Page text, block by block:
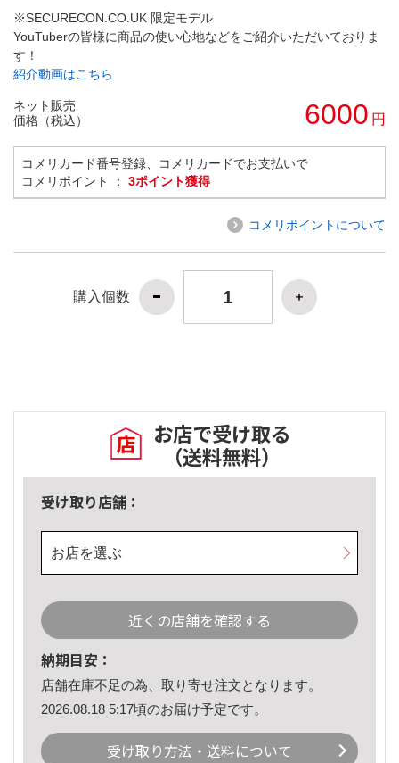
※SECURECON.CO.UK 限定モデル
YouTuberの皆様に商品の使い心地などをご紹介いただいておりま
す！
紹介動画はこちら
ネット販売
価格（税込）
6000 円
コメリカード番号登録、コメリカードでお支払いで
コメリポイント ： 3ポイント獲得
コメリポイントについて
購入個数
お店で受け取る
（送料無料）
受け取り店舗：
お店を選ぶ
近くの店舗を確認する
納期目安：
店舗在庫不足の為、取り寄せ注文となります。
2026.08.18 5:17頃のお届け予定です。
受け取り方法・送料について